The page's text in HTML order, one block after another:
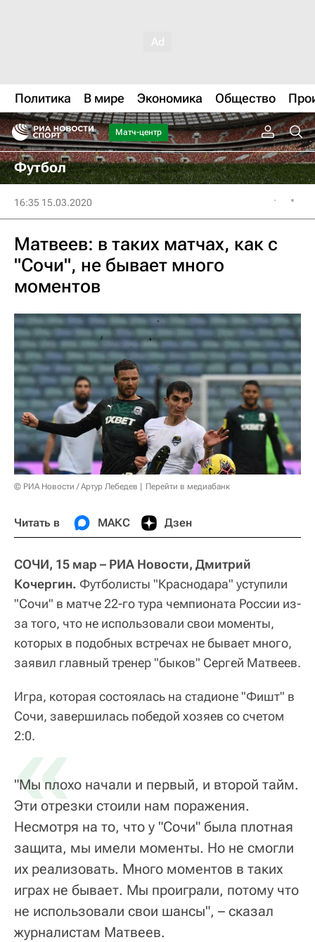
Политика В мире Экономика Общество
Матч-центр
Футбол
16:35 15.03.2020
Матвеев: в таких матчах, как с
"Сочи", не бывает много
моментов
© РИА Новости / Артур Лебедев Перейти в медиабанк
Читать в МАКС Дзен
СОЧИ, 15 мар – РИА Новости, Дмитрий
Кочергин. Футболисты "Краснодара" уступили
"Сочи" в матче 22-го тура чемпионата России из-
за того, что не использовали свои моменты,
которых в подобных встречах не бывает много,
заявил главный тренер "быков" Сергей Матвеев.
Игра, которая состоялась на стадионе "Фишт" в
Сочи, завершилась победой хозяев со счетом
2:0.
«
"Мы плохо начали и первый, и второй тайм.
Эти отрезки стоили нам поражения.
Несмотря на то, что у "Сочи" была плотная
защита, мы имели моменты. Но не смогли
их реализовать. Много моментов в таких
играх не бывает. Мы проиграли, потому что
не использовали свои шансы", – сказал
журналистам Матвеев.